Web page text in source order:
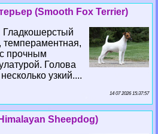
(Smooth Fox Terrier)
темпераментная,
прочным
Голова
узкий....
14 07 2026 15:37:57
Sheepdog)